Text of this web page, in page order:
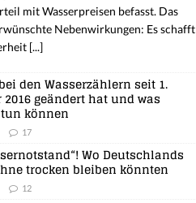
mit Wasserpreisen befasst. Das
Nebenwirkungen: Es schafft
[...]
den Wasserzählern seit 1.
2016 geändert hat und was
können
17
Wo Deutschlands
trocken bleiben könnten
12